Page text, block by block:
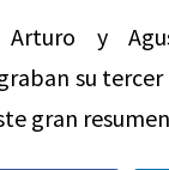
y
su
gran